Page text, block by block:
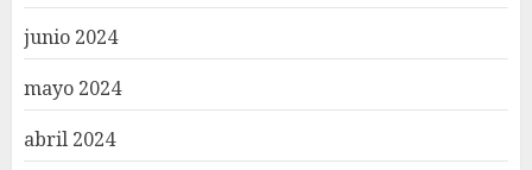
junio 2024
mayo 2024
abril 2024